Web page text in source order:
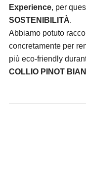
Experience, per
SOSTENIBILITÀ.
Abbiamo potuto
concretamente per
più eco-friendly
COLLIO PINOT